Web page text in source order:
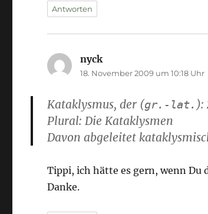
Antworten
nyck
18. November 2009 um 10:18 Uhr
Kataklysmus, der (gr.-lat. ):
Plural: Die Kataklysmen
Davon abgeleitet
Tippi, ich hätte es gern, wenn Du
Danke.